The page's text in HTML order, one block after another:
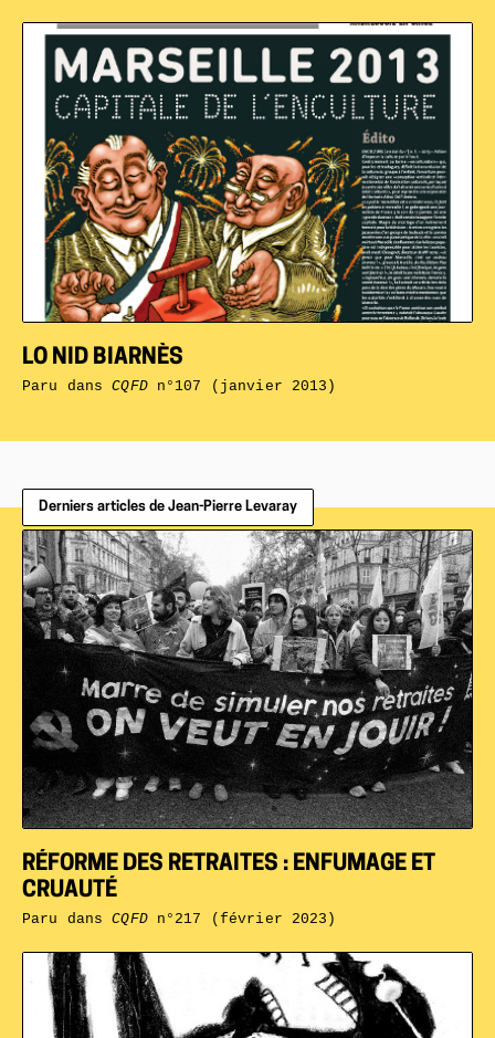
LO NID BIARNÈS
Paru dansCQFDn°107 (janvier 2013)
Derniers articles de Jean-Pierre Levaray
RÉFORME DES RETRAITES : ENFUMAGE ET
CRUAUTÉ
Paru dansCQFDn°217 (février 2023)